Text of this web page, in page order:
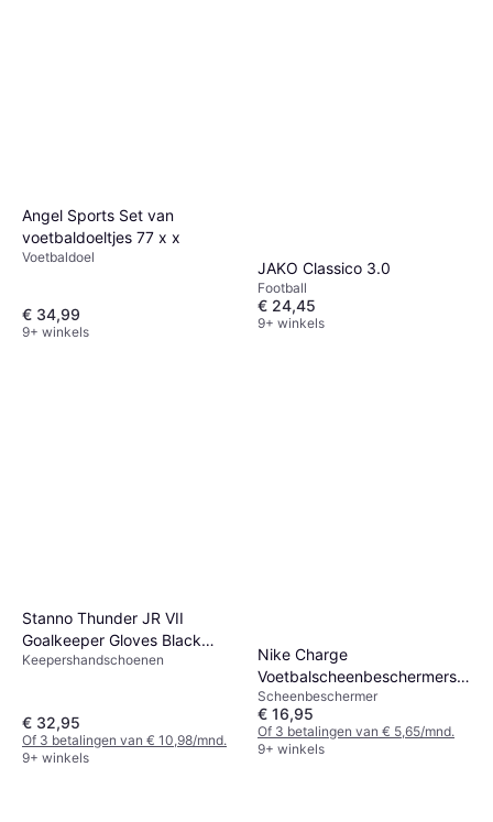
Angel Sports Set van
voetbaldoeltjes 77 x x
Voetbaldoel
€ 34,99
9+ winkels
JAKO Classico 3.0
Football
€ 24,45
9+ winkels
Stanno Thunder JR VII
Goalkeeper Gloves Black
Gold 6
Keepershandschoenen
€ 32,95
Of 3 betalingen van € 10,98/mnd.
9+ winkels
Nike Charge
Voetbalscheenbeschermers
Zwart
Scheenbeschermer
€ 16,95
Of 3 betalingen van € 5,65/mnd.
9+ winkels